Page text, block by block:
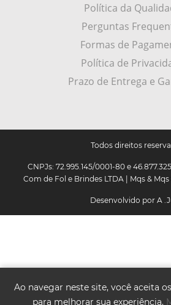
Ao navegar neste site, você aceita
para melhorar sua experiência.
Política da
Perguntas
Formas de
Política de
Prazo de Entrega e
Todos direitos
CNPJs: 72.995.145/0001-80 e
Com de Fol e Brindes LTDA | Mqs &
Desenvolvido por A